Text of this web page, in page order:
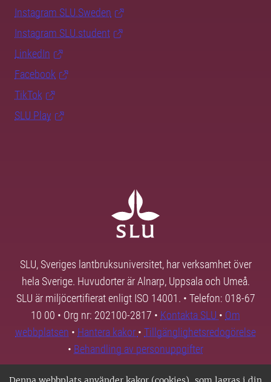
Instagram SLU.Sweden
Instagram SLU.student
LinkedIn
Facebook
TikTok
SLU Play
SLU, Sveriges lantbruksuniversitet, har verksamhet över
hela Sverige. Huvudorter är Alnarp, Uppsala och Umeå.
SLU är miljöcertifierat enligt ISO 14001. • Telefon: 018-67
10 00 • Org nr: 202100-2817 • Kontakta SLU • Om
webbplatsen • Hantera kakor • Tillgänglighetsredogörelse
• Behandling av personuppgifter